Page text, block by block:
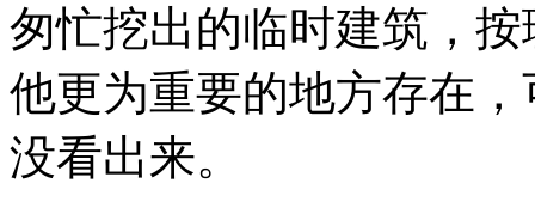
匆忙挖出的临时建筑，
他更为重要的地方存在
没看出来。